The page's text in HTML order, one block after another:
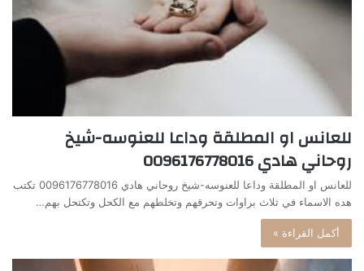
للعانس او المطلقة وداعا للعنوسه-شيخ
روحاني هادي 0096176778016
للعانس او المطلقة وداعا للعنوسه-شيخ روحاني هادي 0096176778016 تكتب
هده الاسماء في ثلاث براوات وتحرقهم وتخلطهم مع الكحل وتكتحل بهم…
أكمل القراءة »